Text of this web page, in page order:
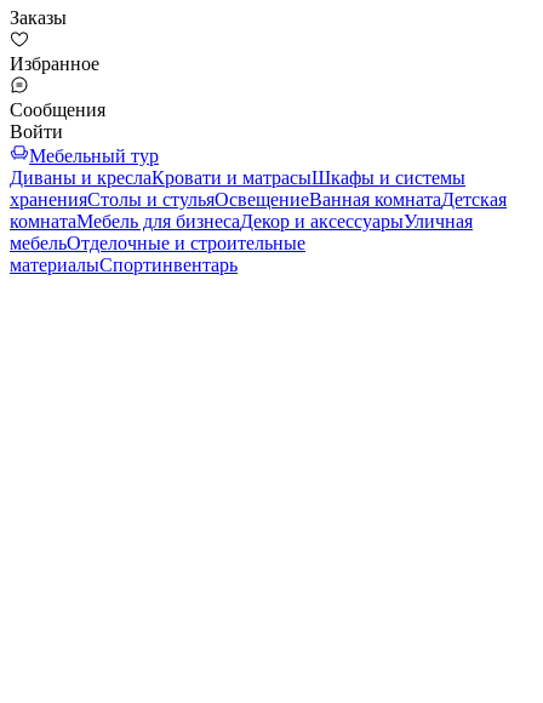
Заказы
Избранное
Сообщения
Войти
Мебельный тур
Диваны и креслаКровати и матрасыШкафы и системы
храненияСтолы и стульяОсвещениеВанная комнатаДетская
комнатаМебель для бизнесаДекор и аксессуарыУличная
мебельОтделочные и строительные
материалыСпортинвентарь